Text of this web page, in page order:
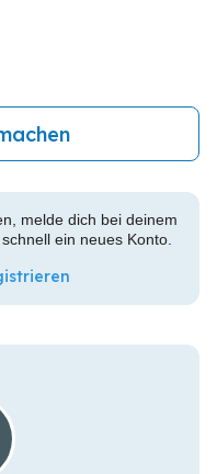
melde dich bei deinem
ein neues Konto.